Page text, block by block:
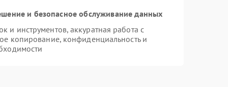
и безопасное обслуживание данных
инструментов, аккуратная работа с
копирование, конфиденциальность и